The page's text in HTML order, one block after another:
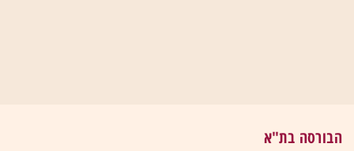
הבורסה בת"א